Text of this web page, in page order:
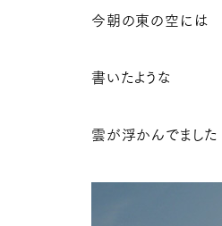
今朝の東の空には
書いたような
雲が浮かんでました